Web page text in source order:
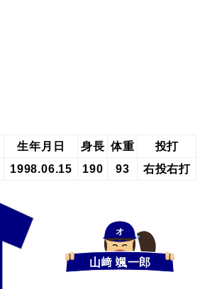
生年月日 身長 体重
投打
1998.06.15 190 93 右投右打
オ
山﨑 颯一郎